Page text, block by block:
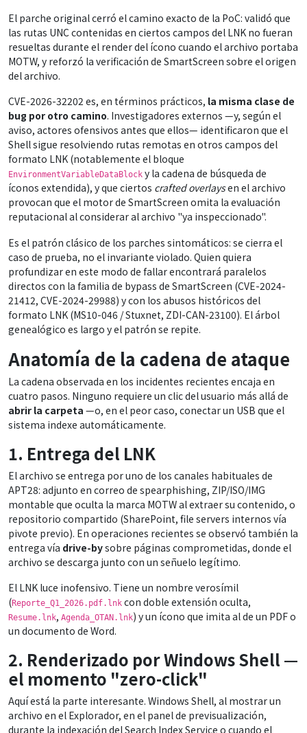
El parche original cerró el camino exacto de la PoC: validó que
las rutas UNC contenidas en ciertos campos del LNK no fueran
resueltas durante el render del ícono cuando el archivo portaba
MOTW, y reforzó la verificación de SmartScreen sobre el origen
del archivo.
CVE-2026-32202 es, en términos prácticos, la misma clase de
bug por otro camino. Investigadores externos —y, según el
aviso, actores ofensivos antes que ellos— identificaron que el
Shell sigue resolviendo rutas remotas en otros campos del
formato LNK (notablemente el bloque
EnvironmentVariableDataBlock y la cadena de búsqueda de
íconos extendida), y que ciertos crafted overlaysen el archivo
provocan que el motor de SmartScreen omita la evaluación
reputacional al considerar al archivo "ya inspeccionado".
Es el patrón clásico de los parches sintomáticos: se cierra el
caso de prueba, no el invariante violado. Quien quiera
profundizar en este modo de fallar encontrará paralelos
directos con la familia de bypass de SmartScreen (CVE-2024-
21412, CVE-2024-29988) y con los abusos históricos del
formato LNK (MS10-046 / Stuxnet, ZDI-CAN-23100). El árbol
genealógico es largo y el patrón se repite.
Anatomía de la cadena de ataque
La cadena observada en los incidentes recientes encaja en
cuatro pasos. Ninguno requiere un clic del usuario más allá de
abrir la carpeta —o, en el peor caso, conectar un USB que el
sistema indexe automáticamente.
1. Entrega del LNK
El archivo se entrega por uno de los canales habituales de
APT28: adjunto en correo de spearphishing, ZIP/ISO/IMG
montable que oculta la marca MOTW al extraer su contenido, o
repositorio compartido (SharePoint, file servers internos vía
pivote previo). En operaciones recientes se observó también la
entrega vía drive-bysobre páginas comprometidas, donde el
archivo se descarga junto con un señuelo legítimo.
El LNK luce inofensivo. Tiene un nombre verosímil
(Reporte_Q1_2026.pdf.lnk con doble extensión oculta,
Resume.lnk, Agenda_OTAN.lnk) y un ícono que imita al de un PDF o
un documento de Word.
2. Renderizado por Windows Shell —
el momento "zero-click"
Aquí está la parte interesante. Windows Shell, al mostrar un
archivo en el Explorador, en el panel de previsualización,
durante la indexación del Search Index Service o cuando el